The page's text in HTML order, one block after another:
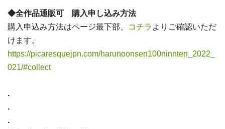
◆全作品通販可 購入申し込み方法
購入申込み方法はページ最下部、
コチラ よりご確認いただ
けます。
https://picaresquejpn.com/harunoonsen100ninnten_2022_
021/#collect
.
.
.